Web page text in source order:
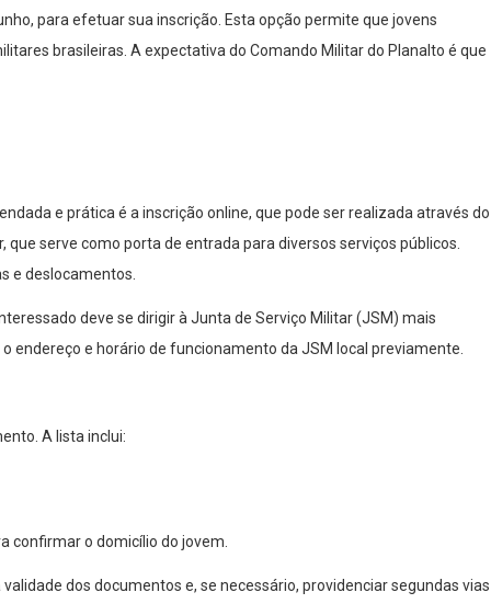
para efetuar sua inscrição. Esta opção permite que jovens
brasileiras. A expectativa do Comando Militar do Planalto é que
e prática é a inscrição online, que pode ser realizada através do
serve como porta de entrada para diversos serviços públicos.
e deslocamentos.
deve se dirigir à Junta de Serviço Militar (JSM) mais
endereço e horário de funcionamento da JSM local previamente.
A lista inclui:
confirmar o domicílio do jovem.
dos documentos e, se necessário, providenciar segundas vias